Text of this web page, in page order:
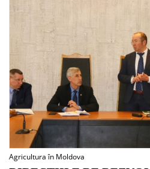
Agricultura în Moldova